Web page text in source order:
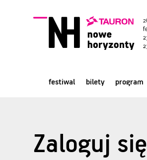
festiwal bilety program
Zaloguj się